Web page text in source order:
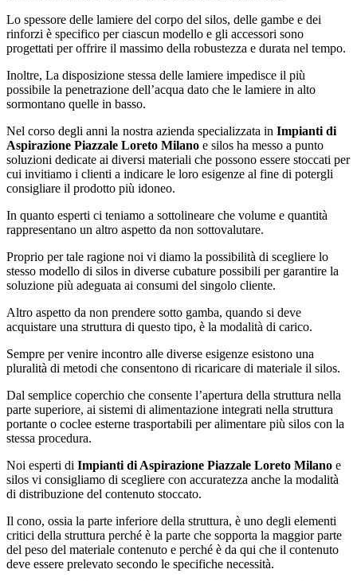
Lo spessore delle lamiere del corpo del silos, delle gambe e dei
rinforzi è specifico per ciascun modello e gli accessori sono
progettati per offrire il massimo della robustezza e durata nel tempo.
Inoltre, La disposizione stessa delle lamiere impedisce il più
possibile la penetrazione dell’acqua dato che le lamiere in alto
sormontano quelle in basso.
Nel corso degli anni la nostra azienda specializzata in Impianti di
Aspirazione Piazzale Loreto Milano e silos ha messo a punto
soluzioni dedicate ai diversi materiali che possono essere stoccati per
cui invitiamo i clienti a indicare le loro esigenze al fine di potergli
consigliare il prodotto più idoneo.
In quanto esperti ci teniamo a sottolineare che volume e quantità
rappresentano un altro aspetto da non sottovalutare.
Proprio per tale ragione noi vi diamo la possibilità di scegliere lo
stesso modello di silos in diverse cubature possibili per garantire la
soluzione più adeguata ai consumi del singolo cliente.
Altro aspetto da non prendere sotto gamba, quando si deve
acquistare una struttura di questo tipo, è la modalità di carico.
Sempre per venire incontro alle diverse esigenze esistono una
pluralità di metodi che consentono di ricaricare di materiale il silos.
Dal semplice coperchio che consente l’apertura della struttura nella
parte superiore, ai sistemi di alimentazione integrati nella struttura
portante o coclee esterne trasportabili per alimentare più silos con la
stessa procedura.
Noi esperti di Impianti di Aspirazione Piazzale Loreto Milano e
silos vi consigliamo di scegliere con accuratezza anche la modalità
di distribuzione del contenuto stoccato.
Il cono, ossia la parte inferiore della struttura, è uno degli elementi
critici della struttura perché è la parte che sopporta la maggior parte
del peso del materiale contenuto e perché è da qui che il contenuto
deve essere prelevato secondo le specifiche necessità.